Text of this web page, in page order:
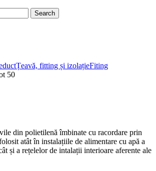
Search
Țeavă, fitting și izolațieFiting
50
din polietilenă îmbinate cu racordare prin
atât în instalațiile de alimentare cu apă a
și a rețelelor de intalații interioare aferente ale